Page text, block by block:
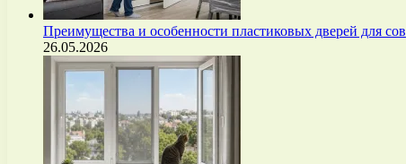
Преимущества и особенности пластиковых дверей для
26.05.2026